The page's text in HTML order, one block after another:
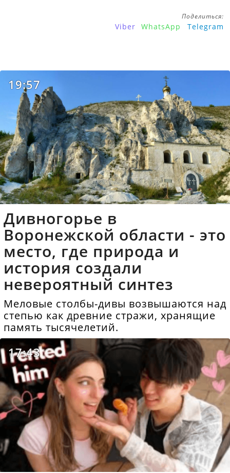
Поделиться:
Viber WhatsApp Telegram
19:57
Дивногорье в
Воронежской области - это
место, где природа и
история создали
невероятный синтез
Меловые столбы-дивы возвышаются над
степью как древние стражи, хранящие
память тысячелетий.
17:43